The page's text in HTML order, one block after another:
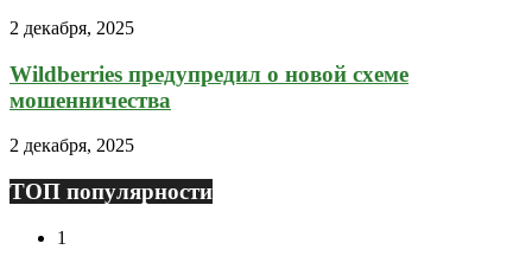
2 декабря, 2025
Wildberries предупредил о новой схеме
мошенничества
2 декабря, 2025
ТОП популярности
1